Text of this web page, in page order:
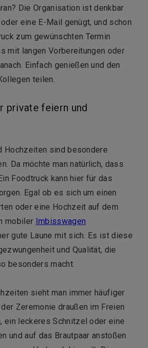
Die Organisation ist denkbar
eine E-Mail genügt, und schon
zum gewünschten Termin
mit langen Vorbereitungen oder
Einfach genießen und den
teilen.
private feiern und
Hochzeiten sind besondere
Da möchte man natürlich, dass
Foodtruck kann hier für das
Egal ob es sich um einen
oder eine Hochzeit auf dem
mobiler Imbisswagen
gute Laune mit sich. Es ist diese
und Qualität, die
besonders macht.
sieht man immer häufiger
Zeremonie draußen im Freien
ein leckeres Schnitzel oder eine
und auf das Brautpaar anstoßen